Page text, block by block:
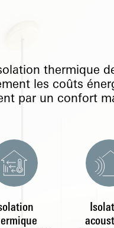
thermique
les coûts
par un confort